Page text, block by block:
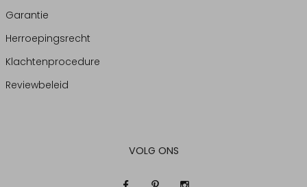
Garantie
Herroepingsrecht
Klachtenprocedure
Reviewbeleid
VOLG ONS